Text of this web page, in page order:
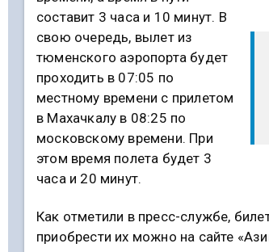
составит 3 часа и 10 минут. В
свою очередь, вылет из
тюменского аэропорта будет
проходить в 07:05 по
местному времени с прилетом
в Махачкалу в 08:25 по
московскому времени. При
этом время полета будет 3
часа и 20 минут.
Как отметили в пресс-службе,
приобрести их можно на сайте